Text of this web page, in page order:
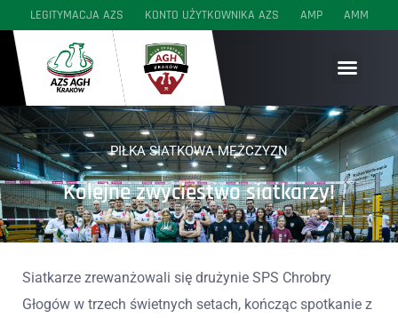
LEGITYMACJA AZS KONTO UŻYTKOWNIKA AZS AMP AMM
PIŁKA SIATKOWA MĘŻCZYZN
Kolejne zwycięstwo siatkarzy!
Siatkarze zrewanżowali się drużynie SPS Chrobry
Głogów w trzech świetnych setach, kończąc spotkanie z